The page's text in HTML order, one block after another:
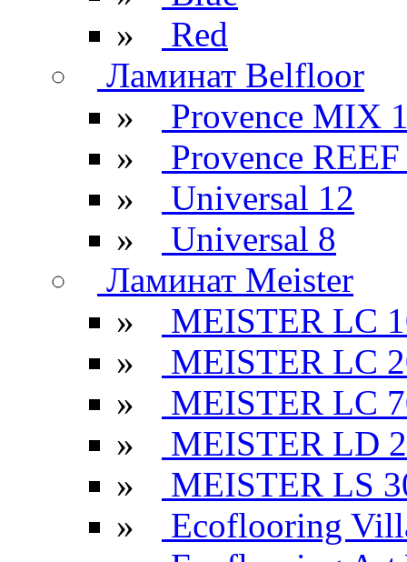
»
Red
Ламинат Belfloor
»
Provence MIX
»
Provence
»
Universal 12
»
Universal 8
Ламинат Meister
»
MEISTER LC
»
MEISTER LC
»
MEISTER LC
»
MEISTER LD
»
MEISTER LS
»
Ecoflooring